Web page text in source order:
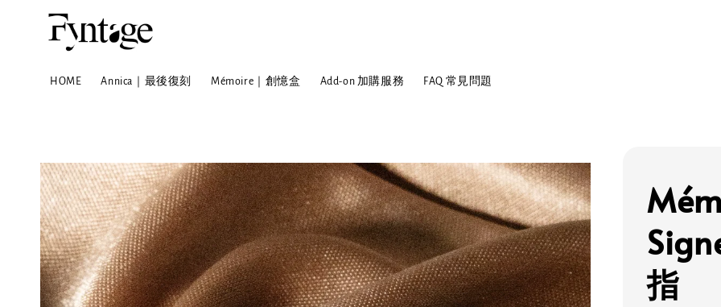
HOME Annica｜最後復刻 Mémoire｜創憶盒 Add-on 加購服務 FAQ 常見問題
指